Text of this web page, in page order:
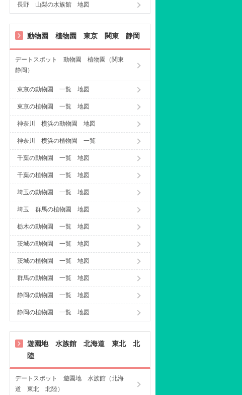
長野 山梨の水族館 地図
動物園 植物園 東京 関東 静岡
デートスポット 動物園 植物園（関東
静岡）
東京の動物園 一覧 地図
東京の植物園 一覧 地図
神奈川 横浜の動物園 地図
神奈川 横浜の植物園 一覧
千葉の動物園 一覧 地図
千葉の植物園 一覧 地図
埼玉の動物園 一覧 地図
埼玉 群馬の植物園 地図
栃木の動物園 一覧 地図
茨城の動物園 一覧 地図
茨城の植物園 一覧 地図
群馬の動物園 一覧 地図
静岡の動物園 一覧 地図
静岡の植物園 一覧 地図
遊園地 水族館 北海道 東北 北
陸
デートスポット 遊園地 水族館（北海
道 東北 北陸）